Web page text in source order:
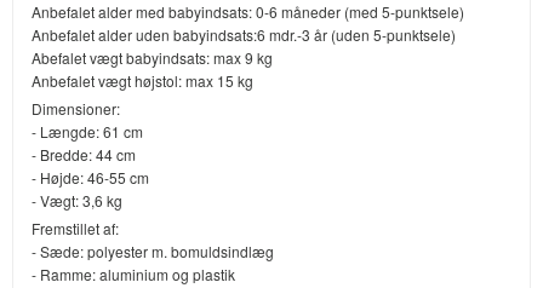
Anbefalet alder med babyindsats: 0-6 måneder (med 5-punktsele)
Anbefalet alder uden babyindsats:6 mdr.-3 år (uden 5-punktsele)
Abefalet vægt babyindsats: max 9 kg
Anbefalet vægt højstol: max 15 kg
Dimensioner:
- Længde: 61 cm
- Bredde: 44 cm
- Højde: 46-55 cm
- Vægt: 3,6 kg
Fremstillet af:
- Sæde: polyester m. bomuldsindlæg
- Ramme: aluminium og plastik